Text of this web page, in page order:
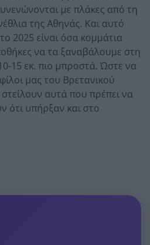
με πλάκες από τη
της Αθηνάς. Και αυτό
2025 είναι όσα κομμάτια
να τα ξαναβάλουμε στη
15 εκ. πιο μπροστά. Ώστε να
μας του Βρετανικού
αυτά που πρέπει να
ότι υπήρξαν και στο